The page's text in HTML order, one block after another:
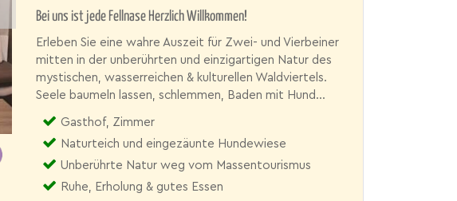
Bei uns ist jede Fellnase Herzlich Willkommen!
Erleben Sie eine wahre Auszeit für Zwei- und Vierbeiner
mitten in der unberührten und einzigartigen Natur des
mystischen, wasserreichen & kulturellen Waldviertels.
Seele baumeln lassen, schlemmen, Baden mit Hund...
Gasthof, Zimmer
Naturteich und eingezäunte Hundewiese
Unberührte Natur weg vom Massentourismus
Ruhe, Erholung & gutes Essen